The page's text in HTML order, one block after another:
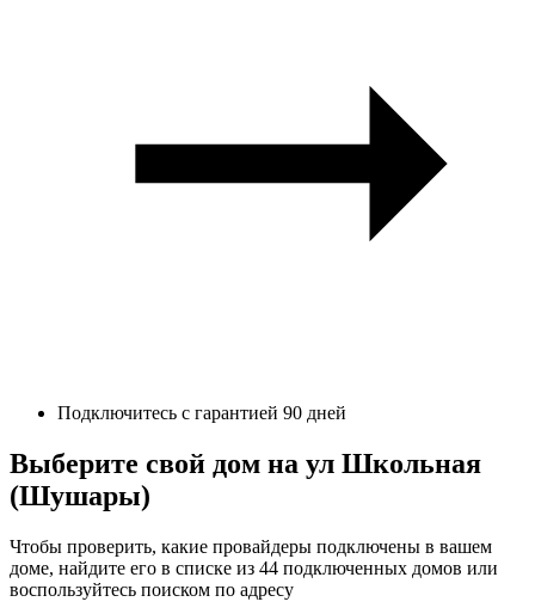
Подключитесь с гарантией 90 дней
Выберите свой дом на ул Школьная
(Шушары)
Чтобы проверить, какие провайдеры подключены в вашем
доме, найдите его в списке из 44 подключенных домов или
воспользуйтесь поиском по адресу